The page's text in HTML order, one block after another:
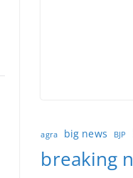
agra big news BJP
breaking